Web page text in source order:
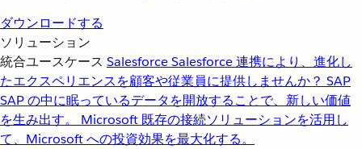
ダウンロードする
ソリューション
統合ユースケース SalesforceSalesforce 連携により、進化し
たエクスペリエンスを顧客や従業員に提供しませんか？ SAP
SAP の中に眠っているデータを開放することで、新しい価値
を生み出す。
Microsoft 既存の接続ソリューションを活用し
て、Microsoft への投資効果を最大化する。